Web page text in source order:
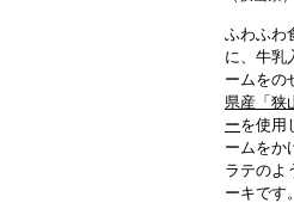
ふわふわ
に、牛乳
ームをの
県産「狭
ーを使用
ームをか
ラテのよ
ーキです。